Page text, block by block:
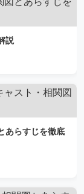
説
あらすじを徹底